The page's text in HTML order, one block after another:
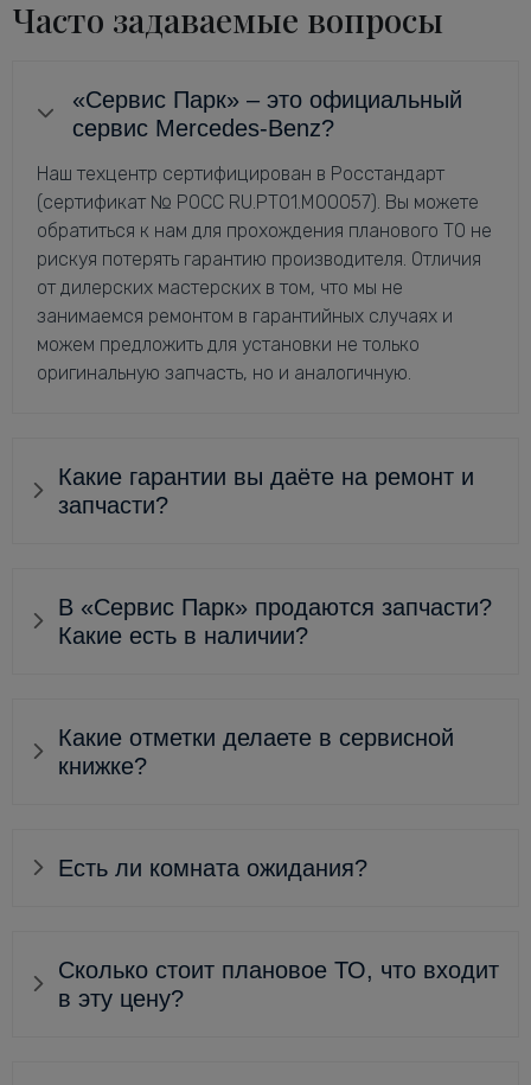
Часто задаваемые вопросы
«Сервис Парк» – это официальный
сервис Mercedes-Benz?
Наш техцентр сертифицирован в Росстандарт
(сертификат № РОСС RU.РТ01.М00057). Вы можете
обратиться к нам для прохождения планового ТО не
рискуя потерять гарантию производителя. Отличия
от дилерских мастерских в том, что мы не
занимаемся ремонтом в гарантийных случаях и
можем предложить для установки не только
оригинальную запчасть, но и аналогичную.
Какие гарантии вы даёте на ремонт и
запчасти?
В «Сервис Парк» продаются запчасти?
Какие есть в наличии?
Какие отметки делаете в сервисной
книжке?
Есть ли комната ожидания?
Сколько стоит плановое ТО, что входит
в эту цену?